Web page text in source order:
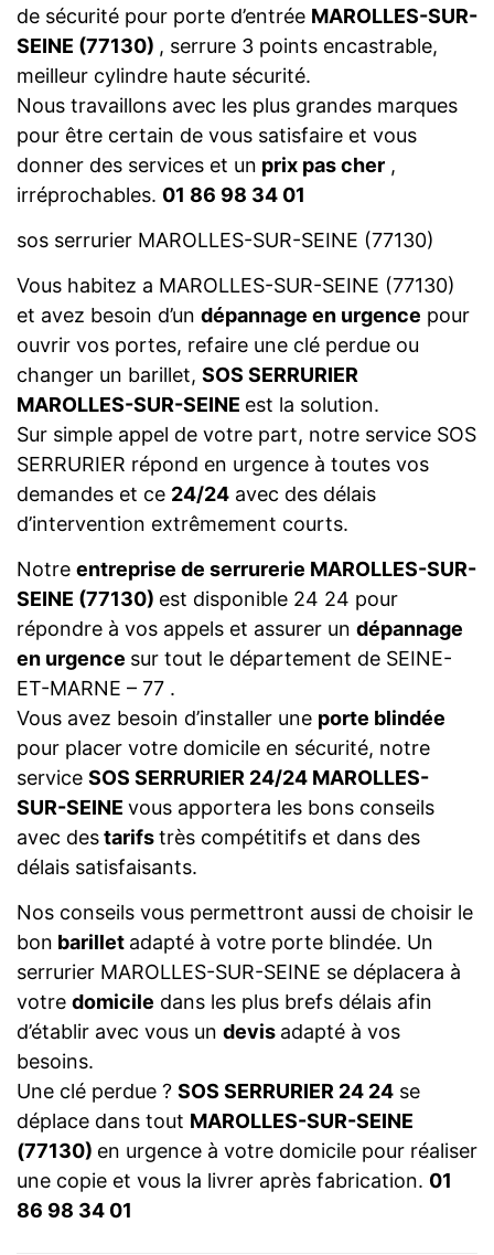
de sécurité pour porte d’entrée MAROLLES-SUR-
SEINE (77130) , serrure 3 points encastrable,
meilleur cylindre haute sécurité.
Nous travaillons avec les plus grandes marques
pour être certain de vous satisfaire et vous
donner des services et un prix pas cher ,
irréprochables. 01 86 98 34 01
sos serrurier MAROLLES-SUR-SEINE (77130)
Vous habitez a MAROLLES-SUR-SEINE (77130)
et avez besoin d’un dépannage en urgence pour
ouvrir vos portes, refaire une clé perdue ou
changer un barillet, SOS SERRURIER
MAROLLES-SUR-SEINE est la solution.
Sur simple appel de votre part, notre service SOS
SERRURIER répond en urgence à toutes vos
demandes et ce 24/24 avec des délais
d’intervention extrêmement courts.
Notre entreprise de serrurerie MAROLLES-SUR-
SEINE (77130) est disponible 24 24 pour
répondre à vos appels et assurer un dépannage
en urgence sur tout le département de SEINE-
ET-MARNE – 77 .
Vous avez besoin d’installer une porte blindée
pour placer votre domicile en sécurité, notre
service SOS SERRURIER 24/24 MAROLLES-
SUR-SEINE vous apportera les bons conseils
avec destarifstrès compétitifs et dans des
délais satisfaisants.
Nos conseils vous permettront aussi de choisir le
bon barillet adapté à votre porte blindée. Un
serrurier MAROLLES-SUR-SEINE se déplacera à
votre domicile dans les plus brefs délais afin
d’établir avec vous un devis adapté à vos
besoins.
Une clé perdue ? SOS SERRURIER 24 24 se
déplace dans tout MAROLLES-SUR-SEINE
(77130) en urgence à votre domicile pour réaliser
une copie et vous la livrer après fabrication. 01
86 98 34 01